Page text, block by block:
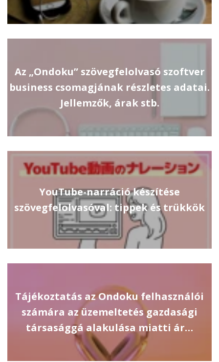
Az „Ondoku” szövegfelolvasó szoftver
business csomagjának részletes adatai.
Jellemzők, árak stb.
YouTube-narráció készítése
szövegfelolvasóval: tippek és trükkök
Tájékoztatás az Ondoku felhasználói
számára az üzemeltetés gazdasági
társasággá alakulása miatti ár…